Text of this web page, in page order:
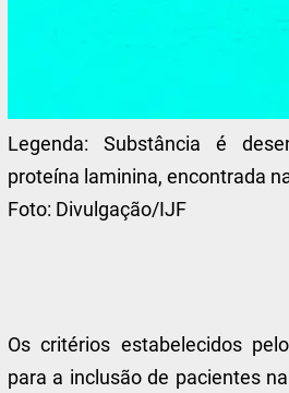
Legenda:
Substância é
proteína laminina, encontrada
Foto: Divulgação/IJF
Os critérios estabelecidos
para a inclusão de pacientes